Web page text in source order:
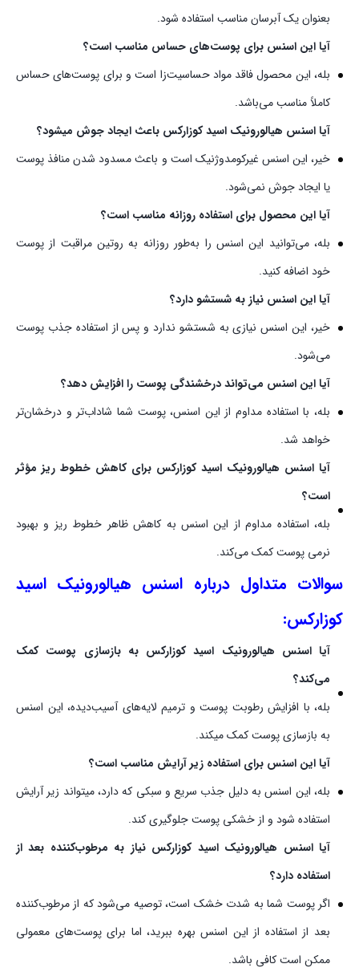
بعنوان یک آبرسان مناسب استفاده شود.
آیا این اسنس برای پوست‌های حساس مناسب است؟
بله، این محصول فاقد مواد حساسیت‌زا است و برای پوست‌های حساس
کاملاً مناسب می‌باشد.
آیا اسنس هیالورونیک اسید کوزارکس باعث ایجاد جوش میشود؟
خیر، این اسنس غیرکومدوژنیک است و باعث مسدود شدن منافذ پوست
یا ایجاد جوش نمی‌شود.
آیا این محصول برای استفاده روزانه مناسب است؟
بله، می‌توانید این اسنس را به‌طور روزانه به روتین مراقبت از پوست
خود اضافه کنید.
آیا این اسنس نیاز به شستشو دارد؟
خیر، این اسنس نیازی به شستشو ندارد و پس از استفاده جذب پوست
می‌شود.
آیا این اسنس می‌تواند درخشندگی پوست را افزایش دهد؟
بله، با استفاده مداوم از این اسنس، پوست شما شاداب‌تر و درخشان‌تر
خواهد شد.
آیا اسنس هیالورونیک اسید کوزارکس برای کاهش خطوط ریز مؤثر
است؟
بله، استفاده مداوم از این اسنس به کاهش ظاهر خطوط ریز و بهبود
نرمی پوست کمک می‌کند.
سوالات متداول درباره اسنس هیالورونیک اسید
کوزارکس:
آیا اسنس هیالورونیک اسید کوزارکس به بازسازی پوست کمک
می‌کند؟
بله، با افزایش رطوبت پوست و ترمیم لایه‌های آسیب‌دیده، این اسنس
به بازسازی پوست کمک میکند.
آیا این اسنس برای استفاده زیر آرایش مناسب است؟
بله، این اسنس به دلیل جذب سریع و سبکی که دارد، میتواند زیر آرایش
استفاده شود و از خشکی پوست جلوگیری کند.
آیا اسنس هیالورونیک اسید کوزارکس نیاز به مرطوب‌کننده بعد از
استفاده دارد؟
اگر پوست شما به شدت خشک است، توصیه می‌شود که از مرطوب‌کننده
بعد از استفاده از این اسنس بهره ببرید، اما برای پوست‌های معمولی
ممکن است کافی باشد.